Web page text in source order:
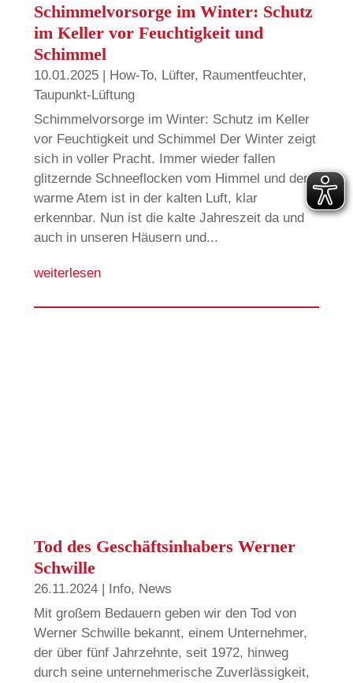
Schimmelvorsorge im Winter: Schutz
im Keller vor Feuchtigkeit und
Schimmel
10.01.2025| How-To, Lüfter, Raumentfeuchter,
Taupunkt-Lüftung
Schimmelvorsorge im Winter: Schutz im Keller
vor Feuchtigkeit und Schimmel Der Winter zeigt
sich in voller Pracht. Immer wieder fallen
glitzernde Schneeflocken vom Himmel und der
warme Atem ist in der kalten Luft, klar
erkennbar. Nun ist die kalte Jahreszeit da und
auch in unseren Häusern und...
weiterlesen
Tod des Geschäftsinhabers Werner
Schwille
26.11.2024| Info, News
Mit großem Bedauern geben wir den Tod von
Werner Schwille bekannt, einem Unternehmer,
der über fünf Jahrzehnte, seit 1972, hinweg
durch seine unternehmerische Zuverlässigkeit,